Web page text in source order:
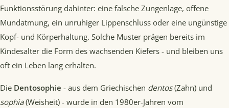
Funktionsstörung dahinter: eine falsche Zungenlage, offene
Mundatmung, ein unruhiger Lippenschluss oder eine ungünstige
Kopf- und Körperhaltung. Solche Muster prägen bereits im
Kindesalter die Form des wachsenden Kiefers - und bleiben uns
oft ein Leben lang erhalten.
Die Dentosophie - aus dem Griechischen dentos(Zahn) und
sophia(Weisheit) - wurde in den 1980er-Jahren vom